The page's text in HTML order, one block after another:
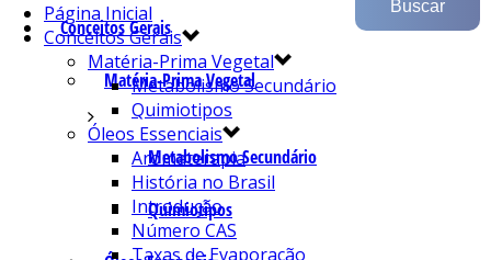
Conceitos Gerais
Matéria-Prima Vegetal
Metabolismo Secundário
Quimiotipos
Página Inicial
Conceitos Gerais
Matéria-Prima Vegetal
Metabolismo Secundário
Quimiotipos
Óleos Essenciais
Aromaterapia
História no Brasil
Introdução
Número CAS
Taxas de Evaporação